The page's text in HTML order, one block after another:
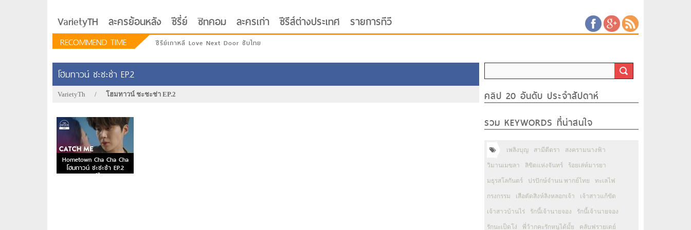
VarietyTH ละครย้อนหลัง ซีรี่ย์ ซิทคอม ละครเก่า ซีรีส์ต่างประเทศ รายการทีวี
RECOMMEND TIME ซีรีย์เกาหลี Love Next Door ซับไทย
โฮมทาวน์ ชะชะช่า EP.2
VarietyTh / โฮมทาวน์ ชะชะช่า EP.2
Hometown Cha Cha Cha
โฮมทาวน์ ชะชะช่า EP.2
พากย์ไทย
คลิป 20 อันดับ ประจำสัปดาห์
รวม KEYWORDS ที่น่าสนใจ
เพลิงบุญ สามีตีตรา สงครามนางฟ้า
วิมานเมขลา ลิขิตแห่งจันทร์ ร้อยเล่ห์มารยา
มธุรสโลกันตร์ ปรปักษ์จำนน พากย์ไทย ทะเลไฟ
กรงกรรม เสือตัดสิงห์ลิงหลอกเจ้า เจ้าสาวแก้ขัด
เจ้าสาวบ้านไร่ รักนี้เจ้านายจอง รักนี้เจ้านายจอง
รักนะเป็ดโง่ พี่ว้ากคะรักหนูได้มั้ย คลับฟรายเดย์